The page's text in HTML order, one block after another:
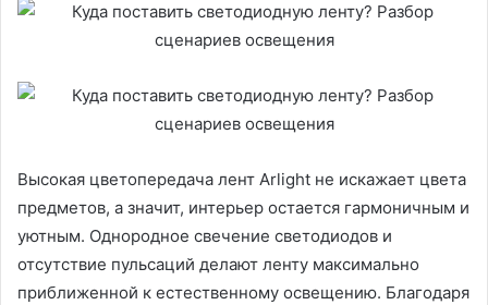
Высокая цветопередача лент Arlight не искажает цвета
предметов, а значит, интерьер остается гармоничным и
уютным. Однородное свечение светодиодов и
отсутствие пульсаций делают ленту максимально
приближенной к естественному освещению. Благодаря